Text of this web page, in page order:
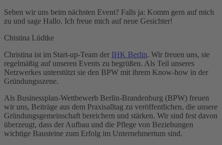
Sehen wir uns beim nächsten Event? Falls ja: Komm gern auf mich
zu und sage Hallo. Ich freue mich auf neue Gesichter!
Chistina Lüdtke
Christina ist im Start-up-Team der IHK Berlin. Wir freuen uns, sie
regelmäßig auf unseren Events zu begrüßen. Als Teil unseres
Netzwerkes unterstützt sie den BPW mit ihrem Know-how in der
Gründungsszene.
Als Businessplan-Wettbewerb Berlin-Brandenburg (BPW) freuen
wir uns, Beiträge aus dem Praxisalltag zu veröffentlichen, die unsere
Gründungsgemeinschaft bereichern und stärken. Wir sind fest davon
überzeugt, dass der Aufbau und die Pflege von Beziehungen
wichtige Bausteine zum Erfolg im Unternehmertum sind.